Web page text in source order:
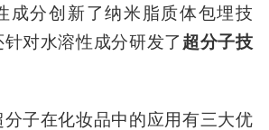
成分创新了纳米脂质体包埋技
对水溶性成分研发了 超分子技
子在化妆品中的应用有三大优